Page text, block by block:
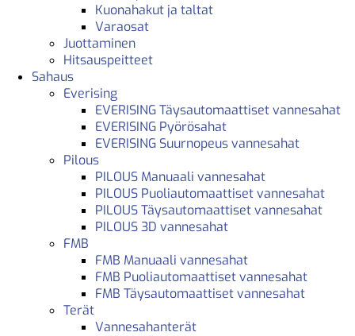
Kuonahakut ja taltat
Varaosat
Juottaminen
Hitsauspeitteet
Sahaus
Everising
EVERISING Täysautomaattiset vannesahat
EVERISING Pyörösahat
EVERISING Suurnopeus vannesahat
Pilous
PILOUS Manuaali vannesahat
PILOUS Puoliautomaattiset vannesahat
PILOUS Täysautomaattiset vannesahat
PILOUS 3D vannesahat
FMB
FMB Manuaali vannesahat
FMB Puoliautomaattiset vannesahat
FMB Täysautomaattiset vannesahat
Terät
Vannesahanterät